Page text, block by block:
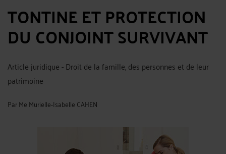
TONTINE ET PROTECTION
DU CONJOINT SURVIVANT
Article juridique - Droit de la famille, des personnes et de leur
patrimoine
ParMe Murielle-Isabelle CAHEN